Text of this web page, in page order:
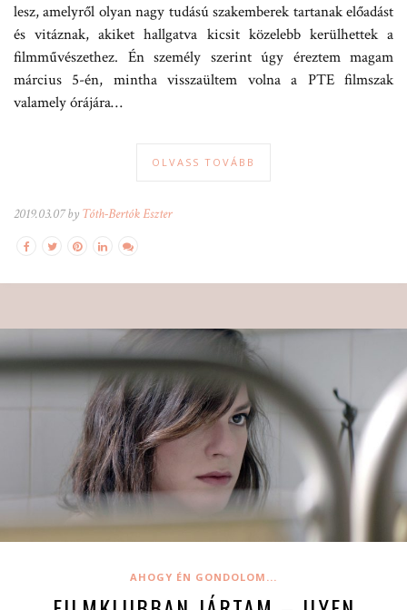
lesz, amelyről olyan nagy tudású szakemberek tartanak előadást
és vitáznak, akiket hallgatva kicsit közelebb kerülhettek a
filmművészethez. Én személy szerint úgy éreztem magam
március 5-én, mintha visszaültem volna a PTE filmszak
valamely órájára…
OLVASS TOVÁBB
2019.03.07 by Tóth-Bertók Eszter
AHOGY ÉN GONDOLOM...